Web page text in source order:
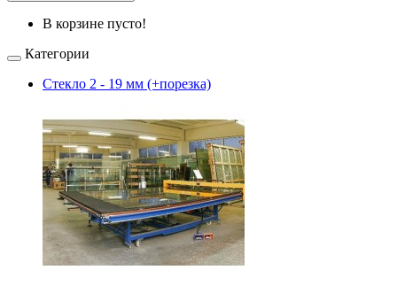
В корзине пусто!
Категории
Стекло 2 - 19 мм (+порезка)